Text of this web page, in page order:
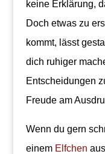
keine Erklärung,
Doch etwas zu
kommt, lässt
dich ruhiger
Entscheidungen
Freude am
Wenn du gern
einem Elfchen